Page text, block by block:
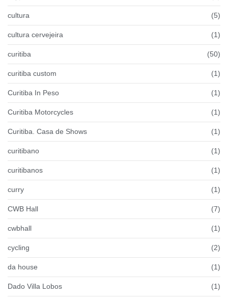
cultura (5)
cultura cervejeira (1)
curitiba (50)
curitiba custom (1)
Curitiba In Peso (1)
Curitiba Motorcycles (1)
Curitiba. Casa de Shows (1)
curitibano (1)
curitibanos (1)
curry (1)
CWB Hall (7)
cwbhall (1)
cycling (2)
da house (1)
Dado Villa Lobos (1)